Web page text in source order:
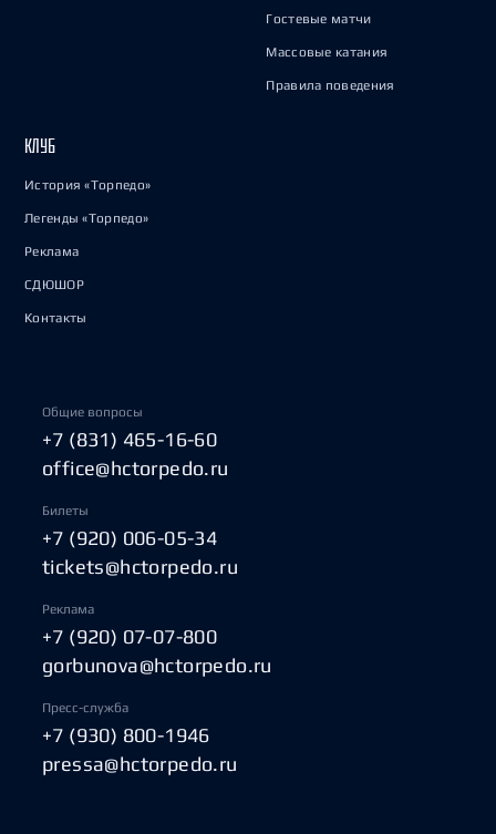
Гостевые матчи
Массовые катания
Правила поведения
КЛУБ
История «Торпедо»
Легенды «Торпедо»
Реклама
СДЮШОР
Контакты
Общие вопросы
+7 (831) 465-16-60
office@hctorpedo.ru
Билеты
+7 (920) 006-05-34
tickets@hctorpedo.ru
Реклама
+7 (920) 07-07-800
gorbunova@hctorpedo.ru
Пресс-служба
+7 (930) 800-1946
pressa@hctorpedo.ru